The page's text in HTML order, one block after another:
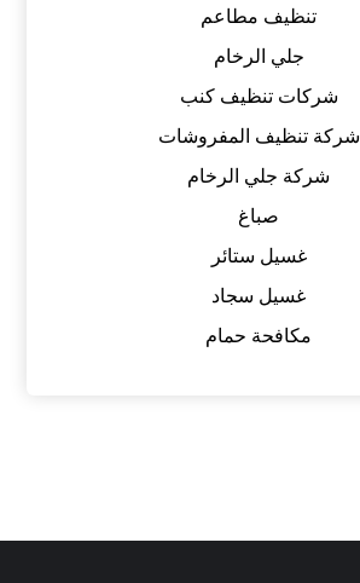
تنظيف مطاعم
جلي الرخام
شركات تنظيف كنب
شركة تنظيف المفروشات
شركة جلي الرخام
صباغ
غسيل ستائر
غسيل سجاد
مكافحة حمام